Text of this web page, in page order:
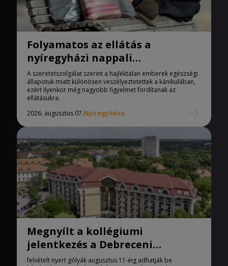
Folyamatos az ellátás a
nyíregyházi nappali
melegedőben
A szeretetszolgálat szerint a hajléktalan emberek egészségi
állapotuk miatt különösen veszélyeztetettek a kánikulában,
ezért ilyenkor még nagyobb figyelmet fordítanak az
ellátásukra.
2026. augusztus 07.Nyíregyháza
Megnyílt a kollégiumi
jelentkezés a Debreceni
Egyetemen
felvételt nyert gólyák augusztus 11-éig adhatják be